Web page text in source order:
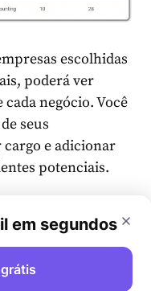
escolhidas
poderá ver
negócio. Você
seus
e adicionar
potenciais.
em segundos